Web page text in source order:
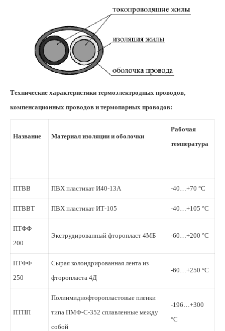
Технические характеристики термоэлектродных проводов,
компенсационных проводов и термопарных проводов:
Название Материал изоляции и оболочки
Рабочая
температура
ПТВВ ПВХ пластикат И40-13А -40…+70 °С
ПТВВТ ПВХ пластикат ИТ-105 -40…+105 °С
ПТФФ
200
Экструдированный фторопласт 4МБ -60…+200 °С
ПТФФ
250
Сырая колондрированная лента из
фторопласта 4Д
-60…+250 °С
ПТПП
Полиимиднофторопластовые пленки
типа ПМФ-С-352 сплавленные между
собой
-196…+300
°С